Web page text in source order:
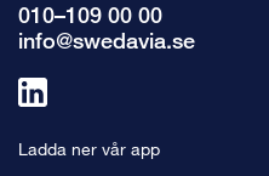
010–109 00 00
info@swedavia.se
linkedin
Ladda ner vår app